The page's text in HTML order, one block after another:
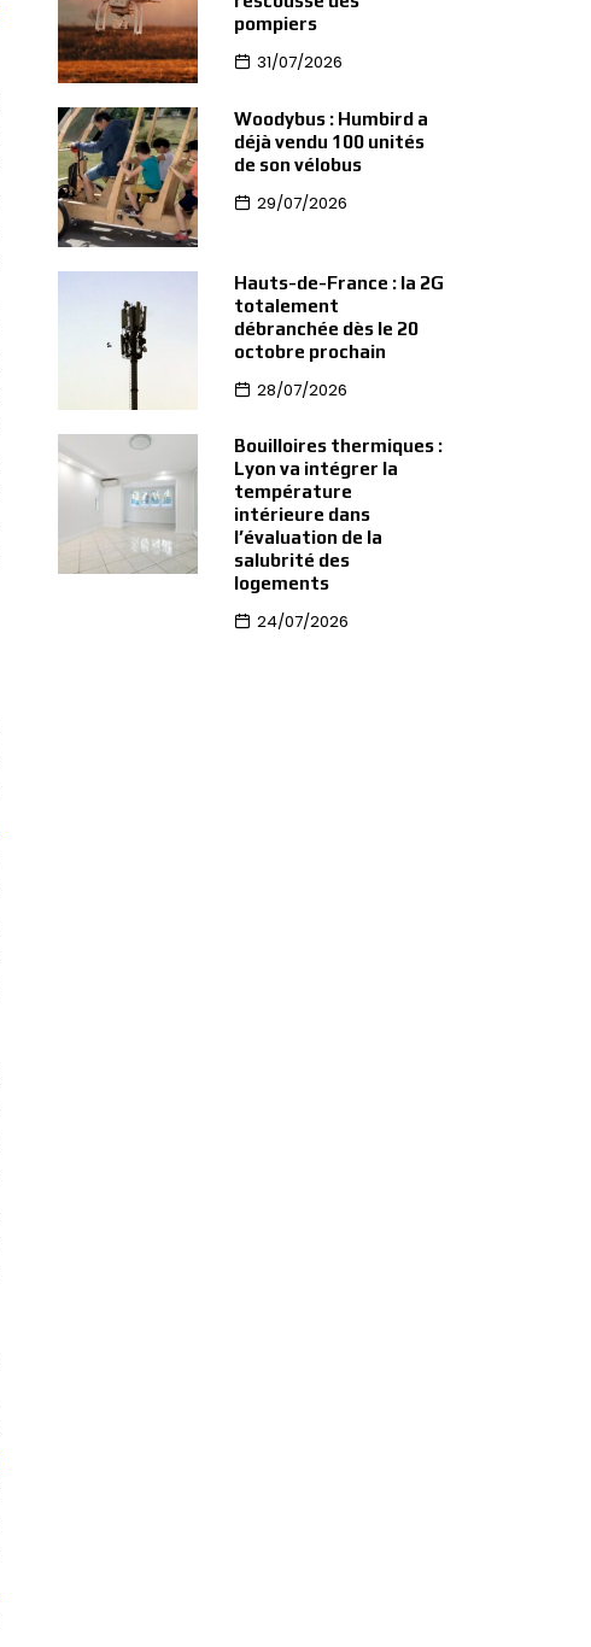
pompiers
31/07/2026
Woodybus : Humbird a
déjà vendu 100 unités
de son vélobus
29/07/2026
Hauts-de-France : la 2G
totalement
débranchée dès le 20
octobre prochain
28/07/2026
Bouilloires thermiques :
Lyon va intégrer la
température
intérieure dans
l’évaluation de la
salubrité des
logements
24/07/2026